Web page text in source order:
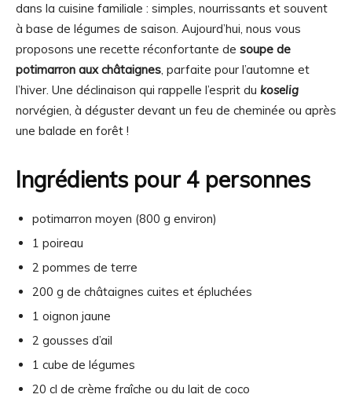
dans la cuisine familiale : simples, nourrissants et souvent
à base de légumes de saison. Aujourd’hui, nous vous
proposons une recette réconfortante de soupe de
potimarron aux châtaignes, parfaite pour l’automne et
l’hiver. Une déclinaison qui rappelle l’esprit du koselig
norvégien, à déguster devant un feu de cheminée ou après
une balade en forêt !
Ingrédients pour 4 personnes
potimarron moyen (800 g environ)
1 poireau
2 pommes de terre
200 g de châtaignes cuites et épluchées
1 oignon jaune
2 gousses d’ail
1 cube de légumes
20 cl de crème fraîche ou du lait de coco